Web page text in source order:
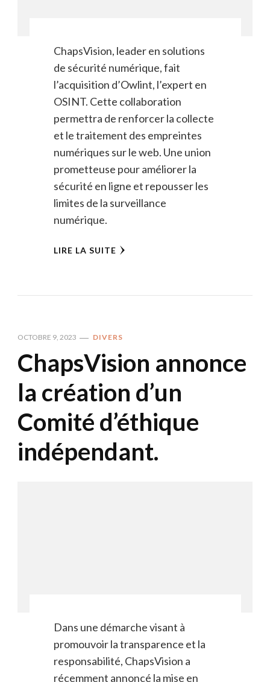
ChapsVision, leader en solutions
de sécurité numérique, fait
l’acquisition d’Owlint, l’expert en
OSINT. Cette collaboration
permettra de renforcer la collecte
et le traitement des empreintes
numériques sur le web. Une union
prometteuse pour améliorer la
sécurité en ligne et repousser les
limites de la surveillance
numérique.
LIRE LA SUITE
OCTOBRE 9, 2023 DIVERS
ChapsVision annonce
la création d’un
Comité d’éthique
indépendant.
Dans une démarche visant à
promouvoir la transparence et la
responsabilité, ChapsVision a
récemment annoncé la mise en